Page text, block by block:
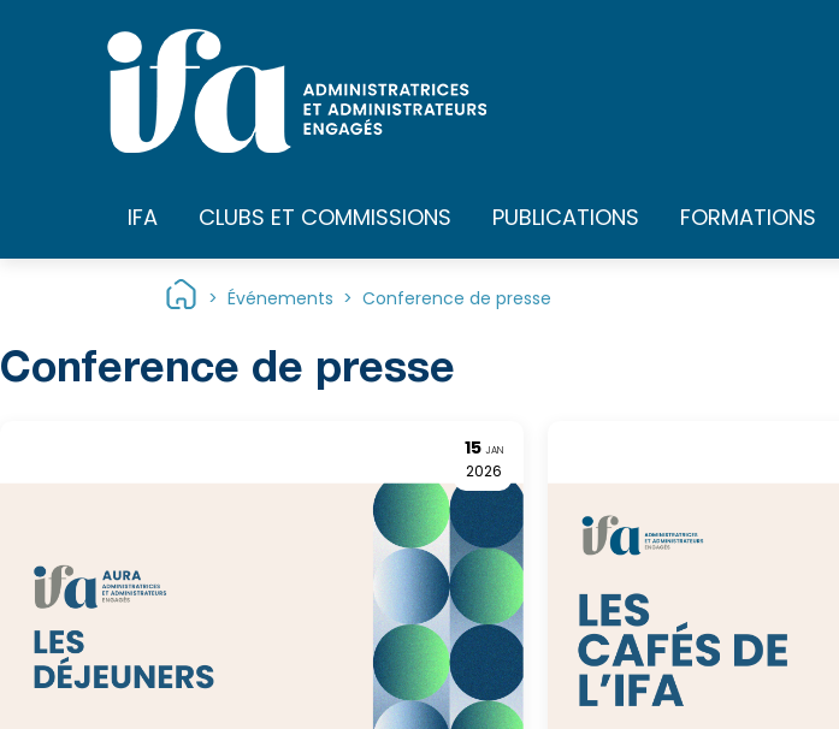
IFA CLUBS ET COMMISSIONS PUBLICATIONS FORMATIONS
> Événements > Conference de presse
Type
Conference de presse
15 JAN
2026